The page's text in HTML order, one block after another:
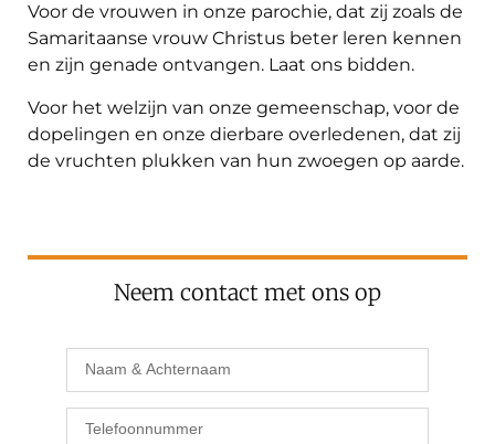
Voor de vrouwen in onze parochie, dat zij zoals de
Samaritaanse vrouw Christus beter leren kennen
en zijn genade ontvangen. Laat ons bidden.
Voor het welzijn van onze gemeenschap, voor de
dopelingen en onze dierbare overledenen, dat zij
de vruchten plukken van hun zwoegen op aarde.
Neem contact met ons op